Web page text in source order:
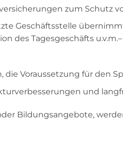
zum Schutz
Geschäftsstelle
des Tagesgeschäfts
Voraussetzung für den
und
Bildungsangebote,